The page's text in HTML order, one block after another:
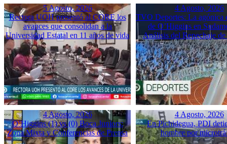
5 Agosto, 2026
Rectora UOH presentó al CORE los
avances que consolidan a la
Universidad Estatal en 11 años de vida
4 Agosto, 2026
TVO Deportes: La agónica
de O’Higgins en
Análisis del Repechaje de
4 Agosto, 2026
O’Higgins (1) vs (0) Boca Juniors:
Zona Mixta y Conferencias de Prensa
4 Agosto, 2026
En Pichidegua, PDI
hombre por